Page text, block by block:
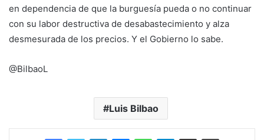
en dependencia de que la burguesía pueda o no continuar
con su labor destructiva de desabastecimiento y alza
desmesurada de los precios. Y el Gobierno lo sabe.
@BilbaoL
Luis Bilbao